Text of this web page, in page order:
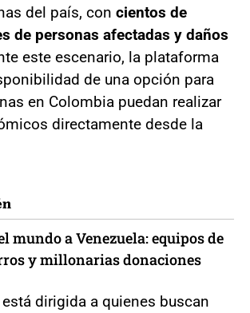
del país, con cientos de
de personas afectadas y daños
este escenario, la plataforma
de una opción para
en Colombia puedan realizar
directamente desde la
mundo a Venezuela: equipos de
y millonarias donaciones
dirigida a quienes buscan